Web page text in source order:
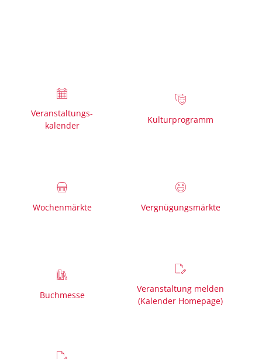
Veranstaltungs-
kalender
Kulturprogramm
Wochenmärkte Vergnügungsmärkte
Buchmesse
Veranstaltung melden
(Kalender Homepage)